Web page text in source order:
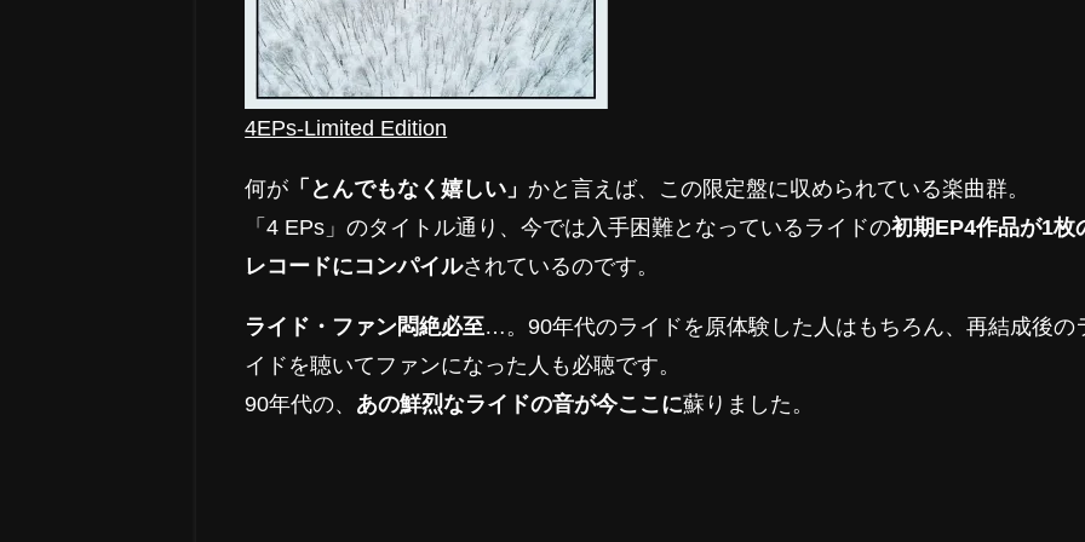
4EPs-Limited Edition
何が 「とんでもなく嬉しい」かと言えば、この限定盤に収められている楽曲群。
「4 EPs」のタイトル通り、今では入手困難となっているライドの初期EP4作品が1枚
レコードにコンパイルされているのです。
ライド・ファン悶絶必至…。90年代のライドを原体験した人はもちろん、再結成後の
イドを聴いてファンになった人も必聴です。
90年代の、 あの鮮烈なライドの音が今ここに蘇りました。